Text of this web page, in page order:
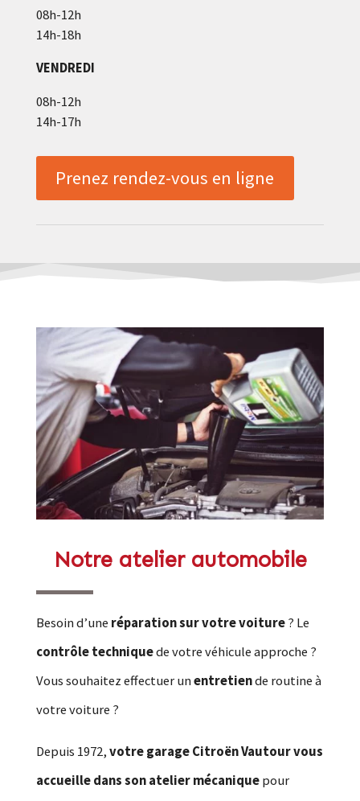
08h-12h
14h-18h
VENDREDI
08h-12h
14h-17h
Prenez rendez-vous en ligne
Notre atelier automobile
Besoin d’une réparation sur votre voiture? Le
contrôle techniquede votre véhicule approche ?
Vous souhaitez effectuer unentretiende routine à
votre voiture ?
Depuis 1972,votre garage Citroën Vautour vous
accueille dans son atelier mécaniquepour